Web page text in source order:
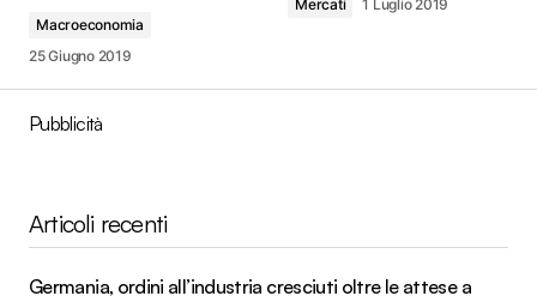
Macroeconomia
25 Giugno 2019
Mercati 1 Luglio 2019
Pubblicità
Articoli recenti
Germania, ordini all’industria cresciuti oltre le attese a